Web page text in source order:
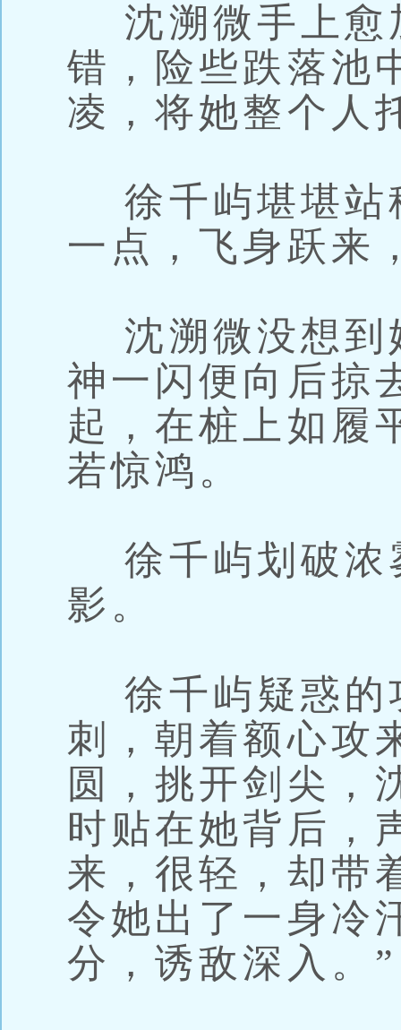
沈溯微手上愈
错，险些跌落池
凌，将她整个人
徐千屿堪堪站
一点，飞身跃来
沈溯微没想到
神一闪便向后掠
起，在桩上如履
若惊鸿。
徐千屿划破浓
影。
徐千屿疑惑的
刺，朝着额心攻
圆，挑开剑尖，
时贴在她背后，
来，很轻，却带
令她出了一身冷
分，诱敌深入。”